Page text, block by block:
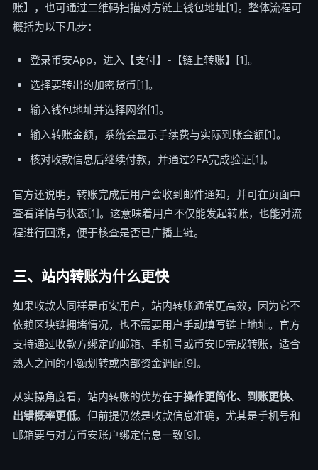
账】，也可通过二维码扫描对方链上钱包地址[1]。整体流程可
概括为以下几步：
登录币安App，进入【支付】-【链上转账】[1]。
选择要转出的加密货币[1]。
输入钱包地址并选择网络[1]。
输入转账金额，系统会显示手续费与实际到账金额[1]。
核对收款信息后继续付款，并通过2FA完成验证[1]。
官方还说明，转账完成后用户会收到邮件通知，并可在页面中
查看详情与状态[1]。这意味着用户不仅能发起转账，也能对流
程进行回溯，便于核查是否已广播上链。
三、站内转账为什么更快
如果收款人同样是币安用户，站内转账通常更高效，因为它不
依赖区块链拥堵情况，也不需要用户手动填写链上地址。官方
支持通过收款方绑定的邮箱、手机号或币安ID完成转账，适合
熟人之间的小额划转或内部资金调配[9]。
从实操角度看，站内转账的优势在于操作更简化、到账更快、
出错概率更低。但前提仍然是收款信息准确，尤其是手机号和
邮箱要与对方币安账户绑定信息一致[9]。